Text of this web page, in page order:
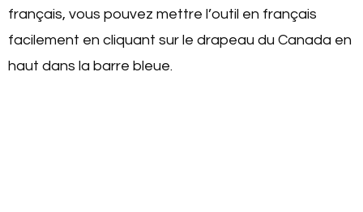
français, vous pouvez mettre l’outil en français
facilement en cliquant sur le drapeau du Canada en
haut dans la barre bleue.